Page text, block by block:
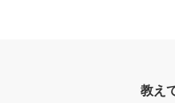
教え